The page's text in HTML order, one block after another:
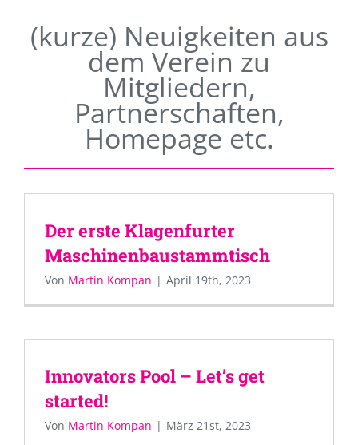
(kurze) Neuigkeiten aus
dem Verein zu
Mitgliedern,
Partnerschaften,
Homepage etc.
Der erste Klagenfurter
Maschinenbaustammtisch
Von Martin Kompan | April 19th, 2023
Innovators Pool – Let’s get
started!
Von Martin Kompan | März 21st, 2023